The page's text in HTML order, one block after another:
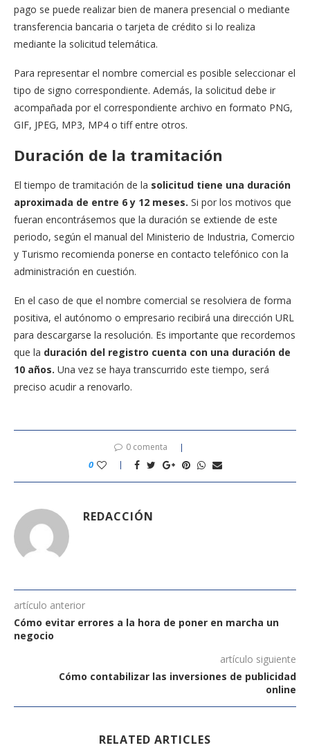
pago se puede realizar bien de manera presencial o mediante
transferencia bancaria o tarjeta de crédito si lo realiza
mediante la solicitud telemática.
Para representar el nombre comercial es posible seleccionar el
tipo de signo correspondiente. Además, la solicitud debe ir
acompañada por el correspondiente archivo en formato PNG,
GIF, JPEG, MP3, MP4 o tiff entre otros.
Duración de la tramitación
El tiempo de tramitación de la solicitud tiene una duración
aproximada de entre 6 y 12 meses. Si por los motivos que
fueran encontrásemos que la duración se extiende de este
periodo, según el manual del Ministerio de Industria, Comercio
y Turismo recomienda ponerse en contacto telefónico con la
administración en cuestión.
En el caso de que el nombre comercial se resolviera de forma
positiva, el autónomo o empresario recibirá una dirección URL
para descargarse la resolución. Es importante que recordemos
que la duración del registro cuenta con una duración de
10 años. Una vez se haya transcurrido este tiempo, será
preciso acudir a renovarlo.
0 comenta
0
REDACCIÓN
artículo anterior
Cómo evitar errores a la hora de poner en marcha un
negocio
artículo siguiente
Cómo contabilizar las inversiones de publicidad
online
RELATED ARTICLES